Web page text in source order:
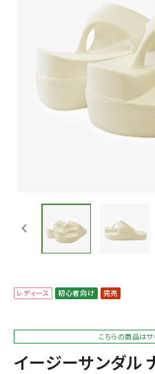
レディース 初心者向け 完売
こちらの商品はサ
イージーサンダル